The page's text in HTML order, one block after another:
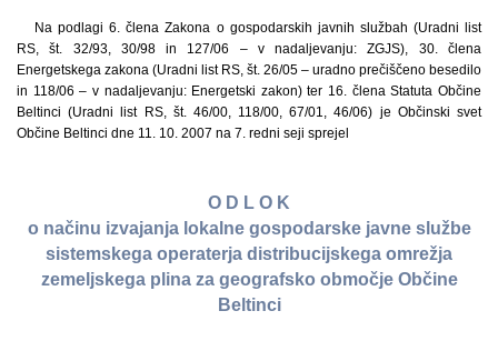
Na podlagi 6. člena Zakona o gospodarskih javnih službah (Uradni list
RS, št. 32/93, 30/98 in 127/06 – v nadaljevanju: ZGJS), 30. člena
Energetskega zakona (Uradni list RS, št. 26/05 – uradno prečiščeno besedilo
in 118/06 – v nadaljevanju: Energetski zakon) ter 16. člena Statuta Občine
Beltinci (Uradni list RS, št. 46/00, 118/00, 67/01, 46/06) je Občinski svet
Občine Beltinci dne 11. 10. 2007 na 7. redni seji sprejel
O D L O K
o načinu izvajanja lokalne gospodarske javne službe
sistemskega operaterja distribucijskega omrežja
zemeljskega plina za geografsko območje Občine
Beltinci